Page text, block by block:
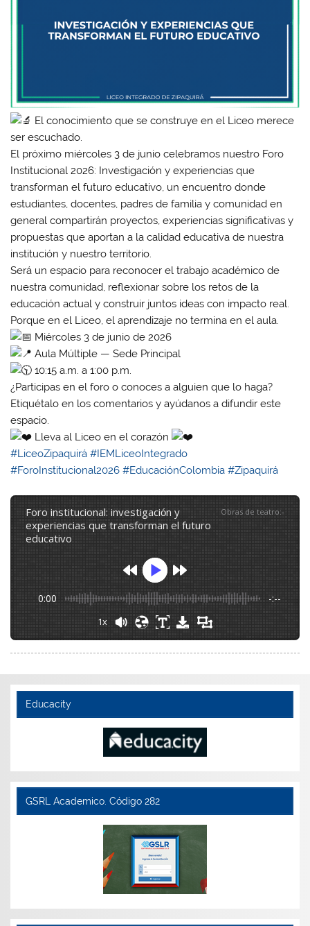
El conocimiento que se construye en el Liceo merece
ser escuchado.
El próximo miércoles 3 de junio celebramos nuestro Foro
Institucional 2026: Investigación y experiencias que
transforman el futuro educativo, un encuentro donde
estudiantes, docentes, padres de familia y comunidad en
general compartirán proyectos, experiencias significativas y
propuestas que aportan a la calidad educativa de nuestra
institución y nuestro territorio.
Será un espacio para reconocer el trabajo académico de
nuestra comunidad, reflexionar sobre los retos de la
educación actual y construir juntos ideas con impacto real.
Porque en el Liceo, el aprendizaje no termina en el aula.
Miércoles 3 de junio de 2026
Aula Múltiple — Sede Principal
10:15 a.m. a 1:00 p.m.
¿Participas en el foro o conoces a alguien que lo haga?
Etiquétalo en los comentarios y ayúdanos a difundir este
espacio.
Lleva al Liceo en el corazón
#LiceoZipaquirá #IEMLiceoIntegrado
#ForoInstitucional2026 #EducaciónColombia #Zipaquirá
foro institucional: investigación y
experiencias que transforman el futuro
educativo
Obras de teatro:-
0:00 -:--
1x
Educacity
GSRL Academico. Código 282